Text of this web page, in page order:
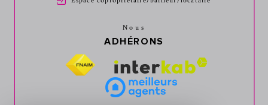
Nous
ADHÉRONS